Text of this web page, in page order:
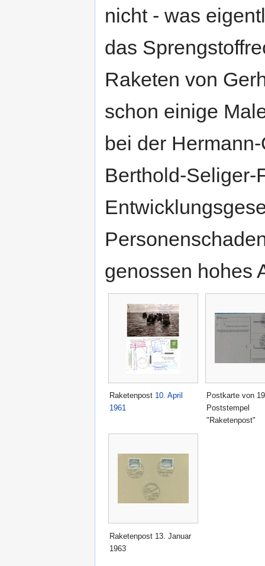
nicht - was
das
Raketen von
schon einige
bei der
Berthold-Seliger-
genossen hohes
Raketenpost 10. April
1961
Postkarte von
Poststempel
"Raketenpost"
Raketenpost 13. Januar
1963